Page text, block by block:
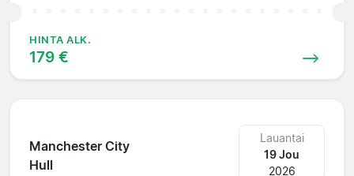
HINTA ALK.
179 €
Manchester City
Hull
Lauantai
19 Jou
2026